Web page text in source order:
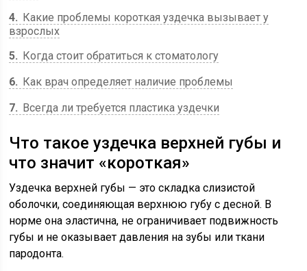
4
Какие проблемы короткая уздечка вызывает у
взрослых
5
Когда стоит обратиться к стоматологу
6
Как врач определяет наличие проблемы
7
Всегда ли требуется пластика уздечки
Что такое уздечка верхней губы и
что значит «короткая»
Уздечка верхней губы — это складка слизистой
оболочки, соединяющая верхнюю губу с десной. В
норме она эластична, не ограничивает подвижность
губы и не оказывает давления на зубы или ткани
пародонта.